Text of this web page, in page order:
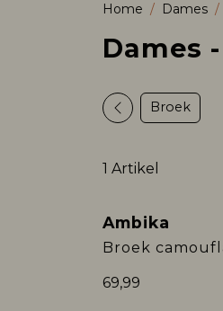
Home Dames
Dames
Broek
1 Artikel
Ambika
Broek
69,99